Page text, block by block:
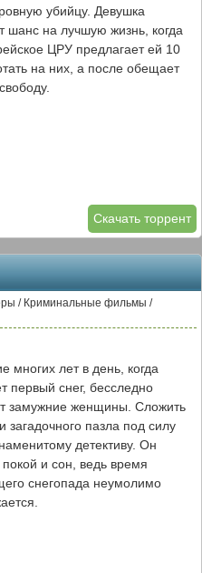
убийцу. Девушка
шанс на лучшую жизнь, когда
ЦРУ предлагает ей 10
на них, а после обещает
Скачать торрент
/ Криминальные фильмы /
многих лет в день, когда
первый снег, бесследно
замужние женщины. Сложить
загадочного пазла под силу
детективу. Он
покой и сон, ведь время
снегопада неумолимо